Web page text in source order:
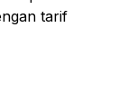
tarif